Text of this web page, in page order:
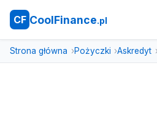
CF CoolFinance.pl
Strona główna Pożyczki Askredyt